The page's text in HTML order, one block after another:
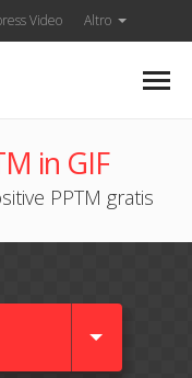
Video Altro
in GIF
PPTM gratis